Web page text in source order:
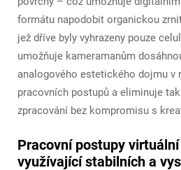
formátu napodobit organickou
jež dříve byly vyhrazeny pouze
umožňuje kameramanům
analogového estetického dojmu v
pracovních postupů a eliminuje
zpracování bez kompromisu s
Pracovní postupy
využívající stabilních a